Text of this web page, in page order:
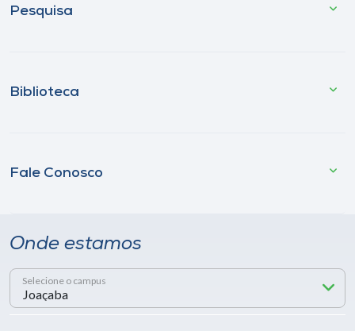
Pesquisa
Biblioteca
Fale Conosco
Onde estamos
Selecione o campus